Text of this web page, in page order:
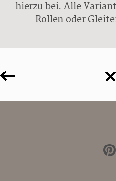
hierzu bei. Alle
Rollen oder